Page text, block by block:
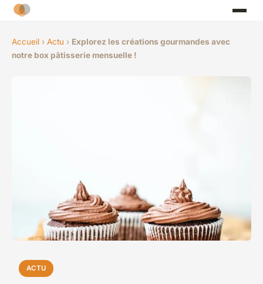
Accueil › Actu › Explorez les créations gourmandes avec
notre box pâtisserie mensuelle !
ACTU